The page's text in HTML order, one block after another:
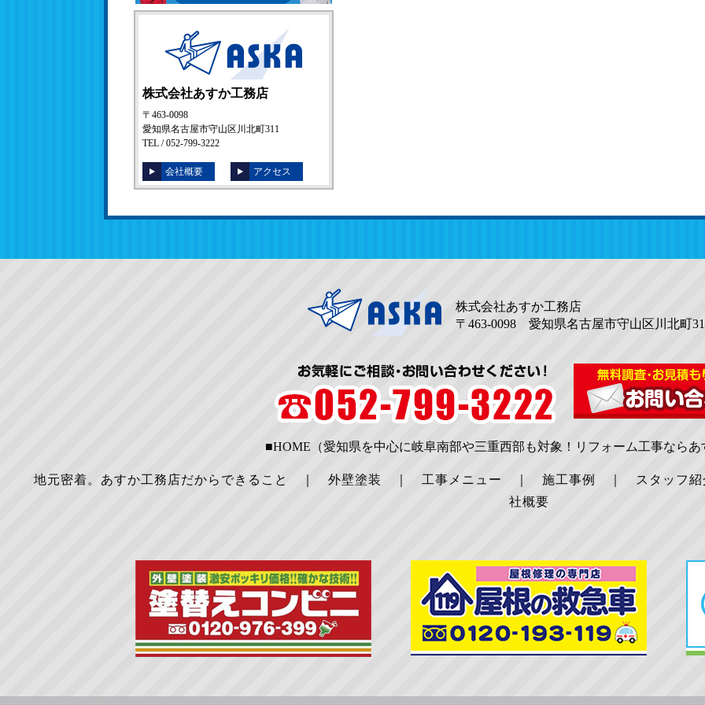
株式会社あすか工務店
〒463-0098
愛知県名古屋市守山区川北町311
TEL / 052-799-3222
会社概要 アクセス
株式会社あすか工務店
〒463-0098 愛知県名古屋市守山区川北町
■HOME（愛知県を中心に岐阜南部や三重西部も対象！リフォーム工事ならあ
地元密着。あすか工務店だからできること 外壁塗装 工事メニュー 施工事例
スタッフ
社概要